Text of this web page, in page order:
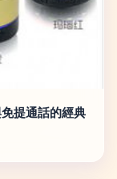
提通話的經典